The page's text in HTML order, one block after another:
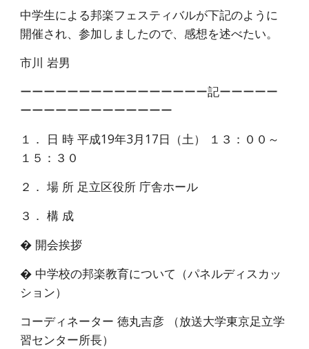
中学生による邦楽フェスティバルが下記のように
開催され、参加しましたので、感想を述べたい。
市川 岩男
ーーーーーーーーーーーーーーーー記ーーーーー
ーーーーーーーーーーーーー
１． 日 時 平成19年3月17日（土） １３：００～
１５：３０
２． 場 所 足立区役所 庁舎ホール
３． 構 成
� 開会挨拶
� 中学校の邦楽教育について（パネルディスカッ
ション）
コーディネーター 徳丸吉彦 （放送大学東京足立学
習センター所長）